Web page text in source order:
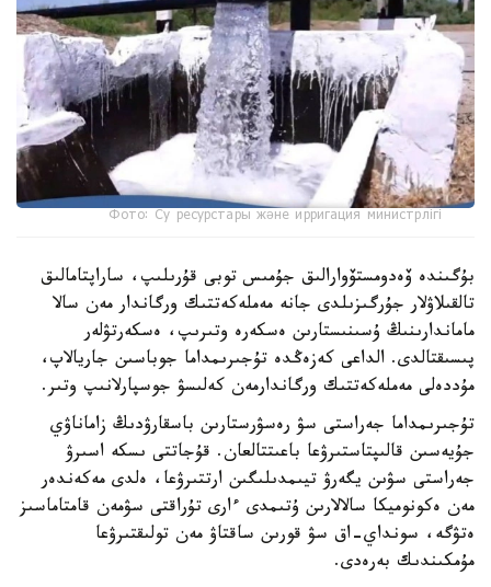
Фото: Су ресурстары және ирригация министрлігі
بۇگىندە ۆەدومستۆوارالىق جۇمىس توبى قۇرىلىپ، ساراپتامالىق
تالقىلاۋلار جۇرگىزىلدى جانە مەملەكەتتىك ورگاندار مەن سالا
ماماندارىنىڭ ۇسىنىستارىن ەسكەرە وتىرىپ، ەسكەرتۋلەر
پىسىقتالدى. الداعى كەزەڭدە تۇجىرىمداما جوباسىن جاريالاپ،
مۇددەلى مەملەكەتتىك ورگاندارمەن كەلىسۋ جوسپارلانىپ وتىر.
تۇجىرىمداما جەراستى سۋ رەسۋرستارىن باسقارۋدىڭ زاماناۋي
جۇيەسىن قالىپتاستىرۋعا باعىتتالعان. قۇجاتتى ىسكە اسىرۋ
جەراستى سۋىن يگەرۋ تيىمدىلىگىن ارتتىرۋعا، ەلدى مەكەندەر
مەن ەكونوميكا سالالارىن ۇتىمدى ءارى تۇراقتى سۋمەن قامتاماسىز
ەتۋگە، سونداي-اق سۋ قورىن ساقتاۋ مەن تولىقتىرۋعا
مۇمكىندىك بەرەدى.